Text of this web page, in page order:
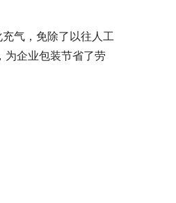
气，免除了以往人工
为企业包装节省了劳